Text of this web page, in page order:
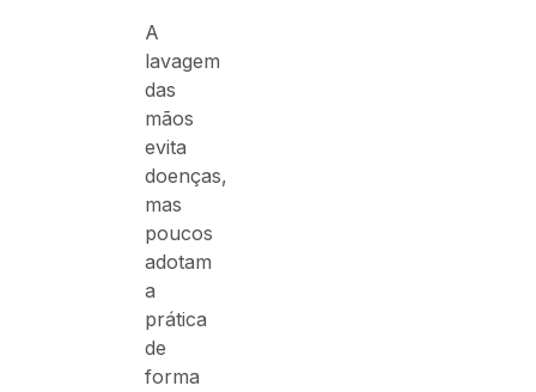
A
lavagem
das
mãos
evita
doenças,
mas
poucos
adotam
a
prática
de
forma